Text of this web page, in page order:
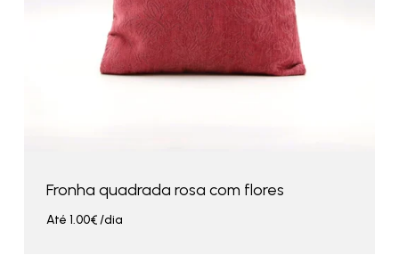
Fronha quadrada rosa com flores
Até 1.00€/dia